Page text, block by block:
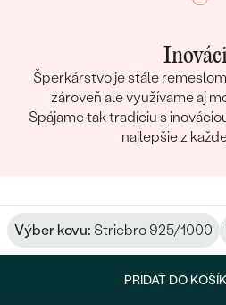
Šperkárstvo je stále
zároveň ale využívame aj
Spájame tak tradíciu s
najlepšie z
Výber kovu: Striebro 925/1000
PRIDAŤ DO